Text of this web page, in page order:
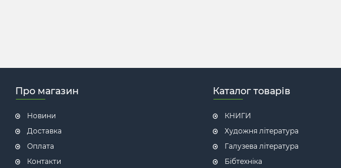
Про магазин
Новини
Доставка
Оплата
Контакти
Каталог товарів
КНИГИ
Художня література
Галузева література
Бібтехніка